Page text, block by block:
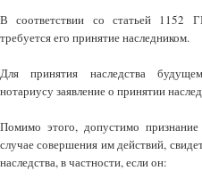
В соответствии со статьей 1152
требуется его принятие наследником.
Для принятия наследства
нотариусу заявление о принятии
Помимо этого, допустимо
случае совершения им действий,
наследства, в частности, если он: